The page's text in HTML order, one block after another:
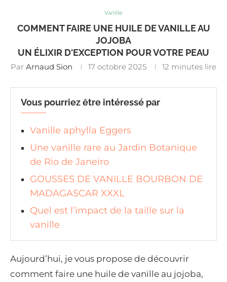
Vanille
COMMENT FAIRE UNE HUILE DE VANILLE AU
JOJOBA
UN ÉLIXIR D'EXCEPTION POUR VOTRE PEAU
Par Arnaud Sion 17 octobre 2025 12 minutes lire
Vous pourriez être intéressé par
Vanille aphylla Eggers
Une vanille rare au Jardin Botanique
de Rio de Janeiro
GOUSSES DE VANILLE BOURBON DE
MADAGASCAR XXXL
Quel est l’impact de la taille sur la
vanille
Aujourd’hui, je vous propose de découvrir
comment faire une huile de vanille au jojoba,